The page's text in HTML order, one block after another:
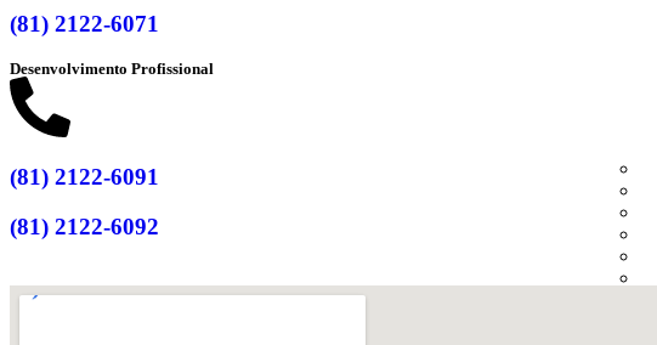
(81) 2122-6071
Desenvolvimento Profissional
(81) 2122-6091
(81) 2122-6092